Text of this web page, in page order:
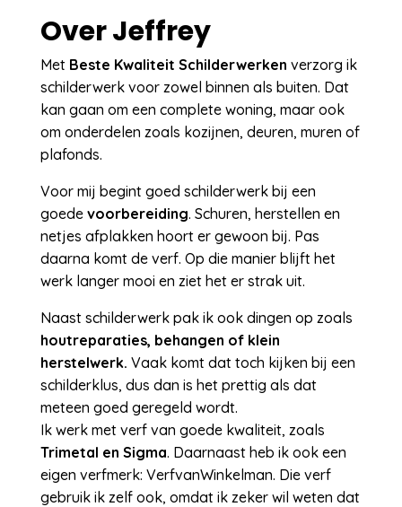
Over Jeffrey
Met Beste Kwaliteit Schilderwerken verzorg ik
schilderwerk voor zowel binnen als buiten. Dat
kan gaan om een complete woning, maar ook
om onderdelen zoals kozijnen, deuren, muren of
plafonds.
Voor mij begint goed schilderwerk bij een
goede voorbereiding. Schuren, herstellen en
netjes afplakken hoort er gewoon bij. Pas
daarna komt de verf. Op die manier blijft het
werk langer mooi en ziet het er strak uit.
Naast schilderwerk pak ik ook dingen op zoals
houtreparaties, behangen of klein
herstelwerk. Vaak komt dat toch kijken bij een
schilderklus, dus dan is het prettig als dat
meteen goed geregeld wordt.
Ik werk met verf van goede kwaliteit, zoals
Trimetal en Sigma. Daarnaast heb ik ook een
eigen verfmerk: VerfvanWinkelman. Die verf
gebruik ik zelf ook, omdat ik zeker wil weten dat